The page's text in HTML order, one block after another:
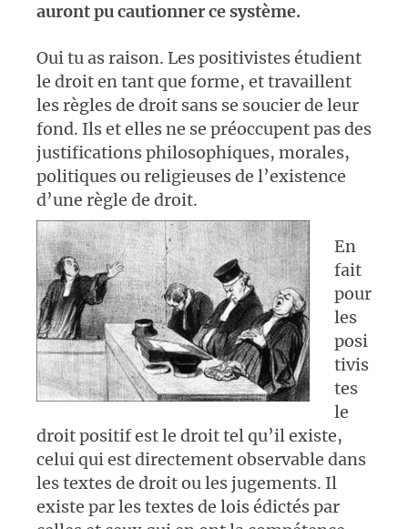
auront pu cautionner ce système.
Oui tu as raison. Les positivistes étudient
le droit en tant que forme, et travaillent
les règles de droit sans se soucier de leur
fond. Ils et elles ne se préoccupent pas des
justifications philosophiques, morales,
politiques ou religieuses de l’existence
d’une règle de droit.
En
fait
pour
les
posi
tivis
tes
le
droit positif est le droit tel qu’il existe,
celui qui est directement observable dans
les textes de droit ou les jugements. Il
existe par les textes de lois édictés par